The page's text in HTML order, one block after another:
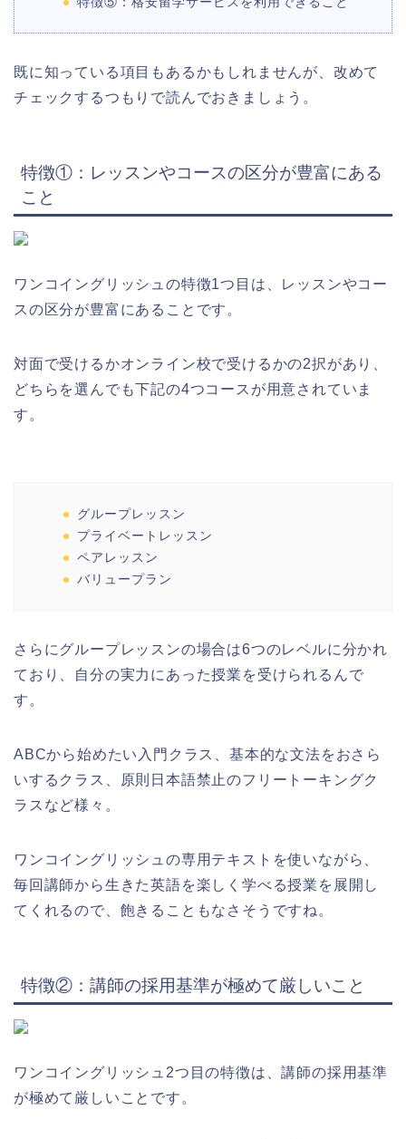
既に知っている項目もあるかもしれませんが、改めて
チェックするつもりで読んでおきましょう。
特徴①：レッスンやコースの区分が豊富にある
こと
ワンコイングリッシュの特徴1つ目は、レッスンやコー
スの区分が豊富にあることです。
対面で受けるかオンライン校で受けるかの2択があり、
どちらを選んでも下記の4つコースが用意されていま
す。
グループレッスン
プライベートレッスン
ペアレッスン
バリュープラン
さらにグループレッスンの場合は6つのレベルに分かれ
ており、自分の実力にあった授業を受けられるんで
す。
ABCから始めたい入門クラス、基本的な文法をおさら
いするクラス、原則日本語禁止のフリートーキングク
ラスなど様々。
ワンコイングリッシュの専用テキストを使いながら、
毎回講師から生きた英語を楽しく学べる授業を展開し
てくれるので、飽きることもなさそうですね。
特徴②：講師の採用基準が極めて厳しいこと
ワンコイングリッシュ2つ目の特徴は、講師の採用基準
が極めて厳しいことです。